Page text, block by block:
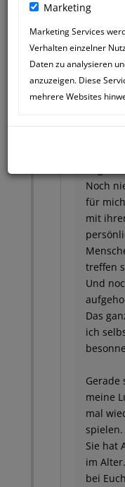
Marketing
Marketing Services
Verhalten einzelner
Daten zu analysieren
anzuzeigen. Diese
mehrere Websites
09
APR
Wir
die
die
Noch
für
mit
treffen
Und
Das
ich
Gerade
meine
mal
spielen.
Sie hat
im
bei